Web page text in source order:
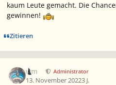
kaum Leute gemacht. Die
gewinnen!
Zitieren
wm Administrator
13. November 20223 J.